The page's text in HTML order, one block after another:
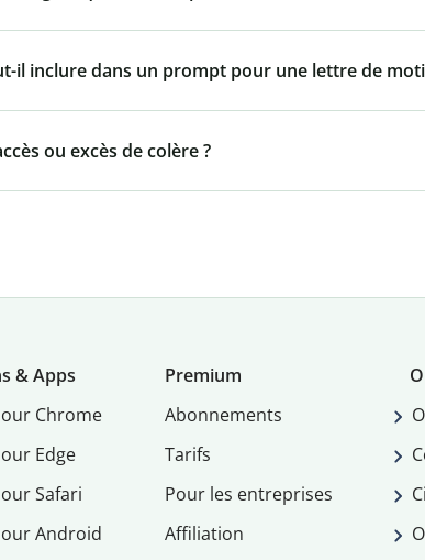
il inclure dans un prompt pour une lettre de
ou excès de colère ?
& Apps
Chrome
Edge
Safari
Android
Premium
Abonnements
Tarifs
Pour les entreprises
Affiliation